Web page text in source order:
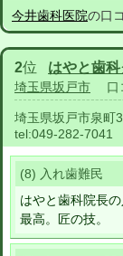
今井歯科医院の口
2位 はやと歯
埼玉県坂戸市 口
埼玉県坂戸市泉町
tel:049-282-7041
(8) 入れ歯難民
はやと歯科院長
最高。匠の技。